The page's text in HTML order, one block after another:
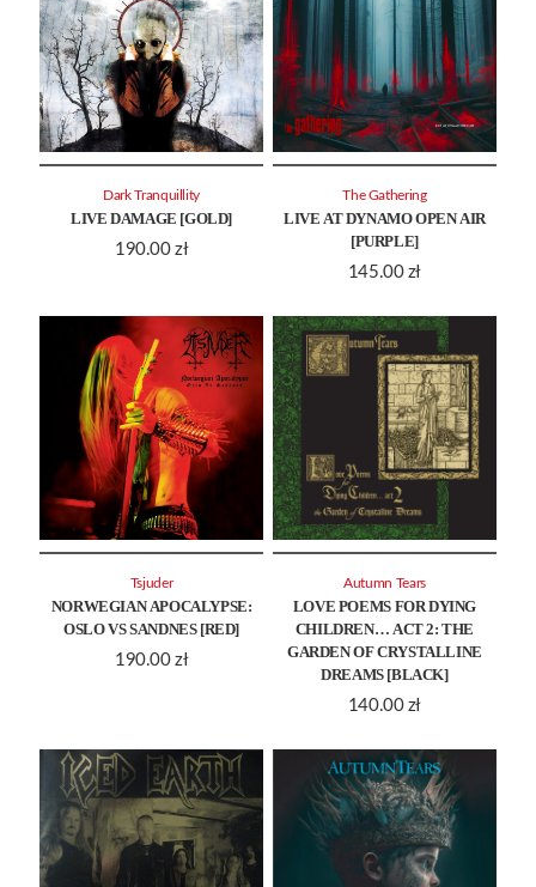
LIVE DAMAGE [GOLD]
190.00 zł
Dark Tranquillity
LIVE AT DYNAMO OPEN AIR
[PURPLE]
145.00 zł
The Gathering
NORWEGIAN APOCALYPSE:
OSLO VS SANDNES [RED]
190.00 zł
Tsjuder
LOVE POEMS FOR DYING
CHILDREN… ACT 2: THE
GARDEN OF CRYSTALLINE
DREAMS [BLACK]
140.00 zł
Autumn Tears